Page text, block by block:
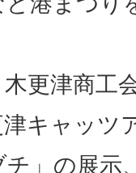
更津商工
キャッツ
」の展示